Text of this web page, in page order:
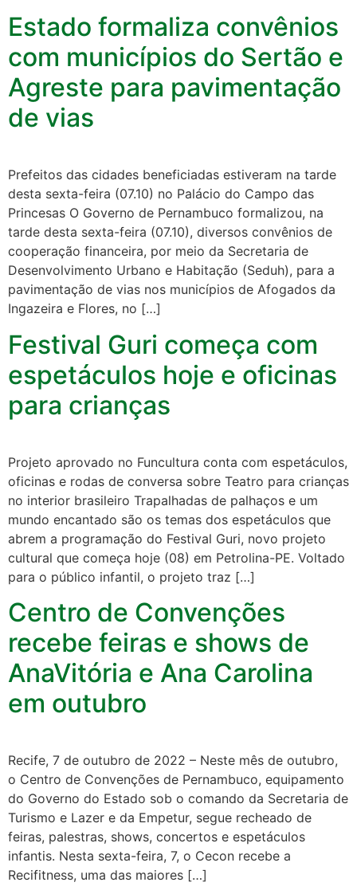
Estado formaliza convênios
com municípios do Sertão e
Agreste para pavimentação
de vias
Prefeitos das cidades beneficiadas estiveram na tarde
desta sexta-feira (07.10) no Palácio do Campo das
Princesas O Governo de Pernambuco formalizou, na
tarde desta sexta-feira (07.10), diversos convênios de
cooperação financeira, por meio da Secretaria de
Desenvolvimento Urbano e Habitação (Seduh), para a
pavimentação de vias nos municípios de Afogados da
Ingazeira e Flores, no […]
Festival Guri começa com
espetáculos hoje e oficinas
para crianças
Projeto aprovado no Funcultura conta com espetáculos,
oficinas e rodas de conversa sobre Teatro para crianças
no interior brasileiro Trapalhadas de palhaços e um
mundo encantado são os temas dos espetáculos que
abrem a programação do Festival Guri, novo projeto
cultural que começa hoje (08) em Petrolina-PE. Voltado
para o público infantil, o projeto traz […]
Centro de Convenções
recebe feiras e shows de
AnaVitória e Ana Carolina
em outubro
Recife, 7 de outubro de 2022 – Neste mês de outubro,
o Centro de Convenções de Pernambuco, equipamento
do Governo do Estado sob o comando da Secretaria de
Turismo e Lazer e da Empetur, segue recheado de
feiras, palestras, shows, concertos e espetáculos
infantis. Nesta sexta-feira, 7, o Cecon recebe a
Recifitness, uma das maiores […]